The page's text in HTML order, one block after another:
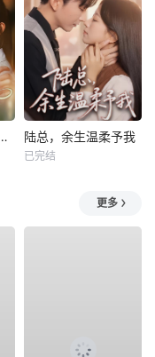
被霍爷宠上天 陆总，余生温柔予我
已完结
更多